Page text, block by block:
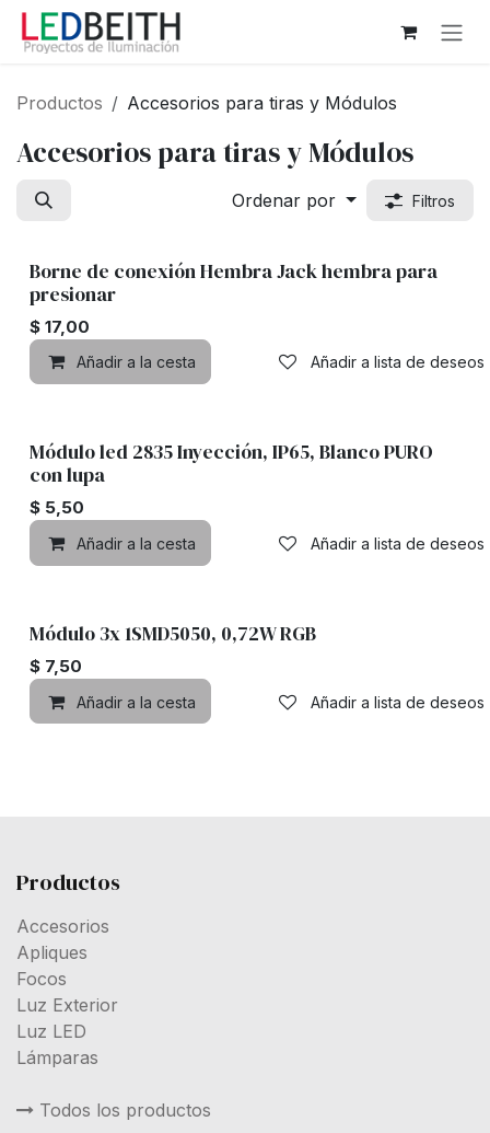
Ir al contenido
Productos Accesorios para tiras y Módulos
Accesorios para tiras y Módulos
Ordenar por Filtros
Borne de conexión Hembra Jack hembra para
presionar
$ 17,00
Añadir a la cesta Añadir a lista de deseos
Módulo led 2835 Inyección, IP65, Blanco PURO
con lupa
$ 5,50
Añadir a la cesta Añadir a lista de deseos
Módulo 3x 1SMD5050, 0,72W RGB
$ 7,50
Añadir a la cesta Añadir a lista de deseos
Productos
Accesorios
Apliques
Focos
Luz Exterior
Luz LED
Lámparas
Todos los productos